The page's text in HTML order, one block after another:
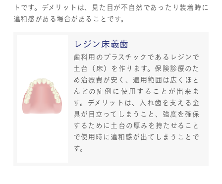
トです。デメリットは、見た目が不自然であったり装着時に
違和感がある場合があることです。
レジン床義歯
歯科用のプラスチックであるレジンで
土台（床）を作ります。保険診療のた
め治療費が安く、適用範囲は広くほと
んどの症例に使用することが出来ま
す。デメリットは、入れ歯を支える金
具が目立ってしまうこと、強度を確保
するために土台の厚みを持たせること
で使用時に違和感が出てしまうことで
す。